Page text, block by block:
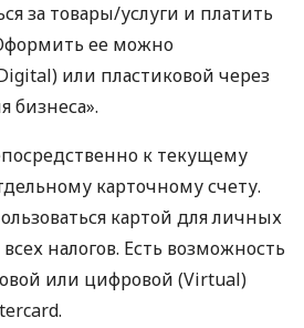
за товары/услуги и платить
ее можно
или пластиковой через
бизнеса».
к текущему
карточному счету.
картой для личных
налогов. Есть возможность
или цифровой (Virtual)